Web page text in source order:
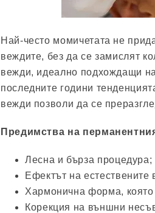
Най-често момичетата не
веждите, без да се замислят
вежди, идеално подхождащи
последните години
вежди позволи да се
Предимства на
Лесна и бърза процедура;
Ефектът на естествените
Хармонична форма, която
Корекция на външни